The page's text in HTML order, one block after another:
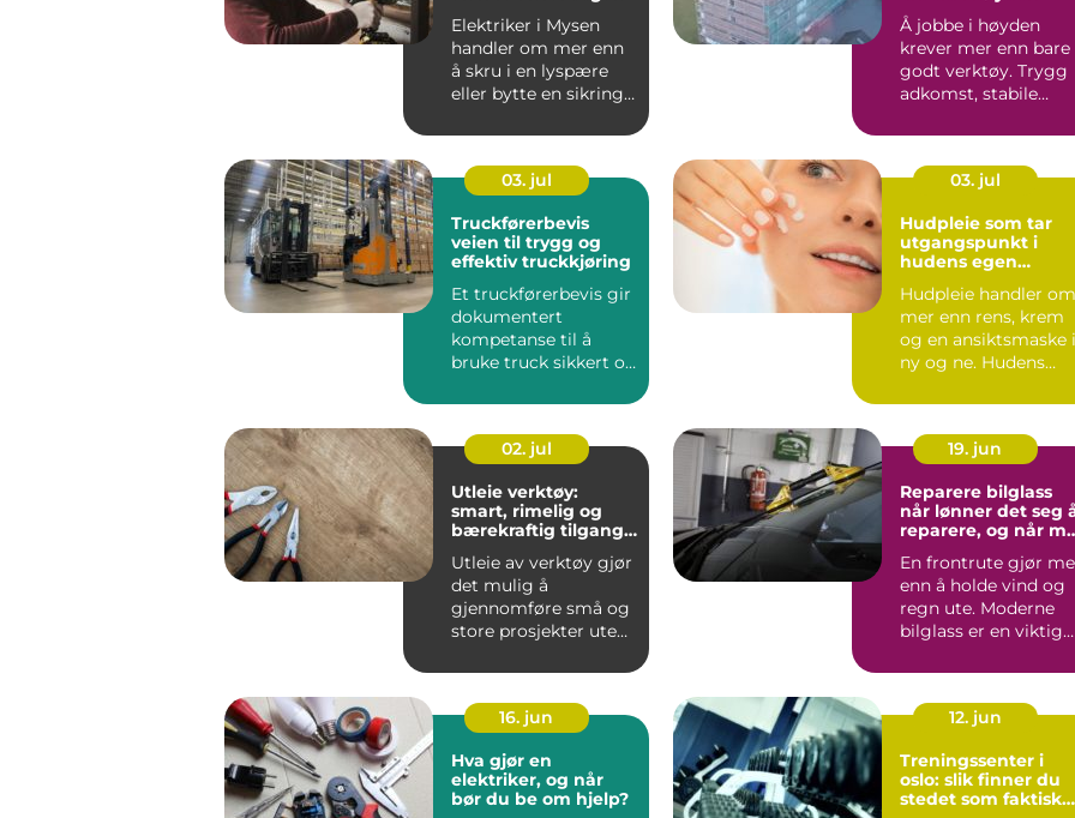
Elektriker i Mysen
handler om mer enn
å skru i en lyspære
eller bytte en sikring.
Å jobbe i høyden
krever mer enn bare
godt verktøy. Trygg
adkomst, stabile
og rikt...
03. jul
Truckførerbevis
veien til trygg og
effektiv truckkjøring
Et truckførerbevis gir
dokumentert
kompetanse til å
bruke truck sikkert og
arbeidsplassen....
03. jul
Hudpleie som tar
utgangspunkt i
hudens egen
Hudpleie handler om
mer enn rens, krem
og en ansiktsmaske i
ny og ne. Hudens
med al...
02. jul
Utleie verktøy:
smart, rimelig og
bærekraftig tilgang
Utleie av verktøy gjør
det mulig å
gjennomføre små og
store prosjekter uten
19. jun
Reparere bilglass
når lønner det seg
reparere, og når
En frontrute gjør
enn å holde vind og
regn ute. Moderne
bilglass er en viktig
16. jun
Hva gjør en
elektriker, og når
bør du be om hjelp?
12. jun
Treningssenter i
oslo: slik finner du
stedet som faktisk